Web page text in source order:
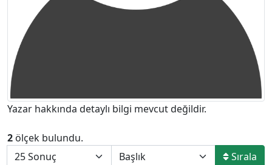
Yazar hakkında detaylı bilgi mevcut değildir.
2 ölçek bulundu.
Sırala